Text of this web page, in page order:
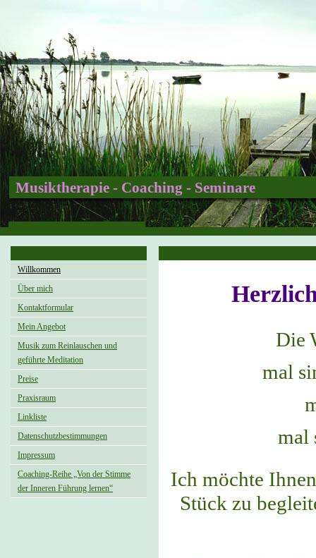
Musiktherapie - Coaching - Seminare
Willkommen
Über mich
Kontaktformular
Mein Angebot
Musik zum Reinlauschen und
geführte Meditation
Preise
Praxisraum
Linkliste
Datenschutzbestimmungen
Impressum
Coaching-Reihe „Von der Stimme
der Inneren Führung lernen“
Die
mal
mal
Ich möchte
Stück zu